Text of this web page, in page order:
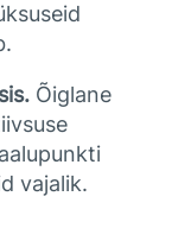
Õiglane
vajalik.